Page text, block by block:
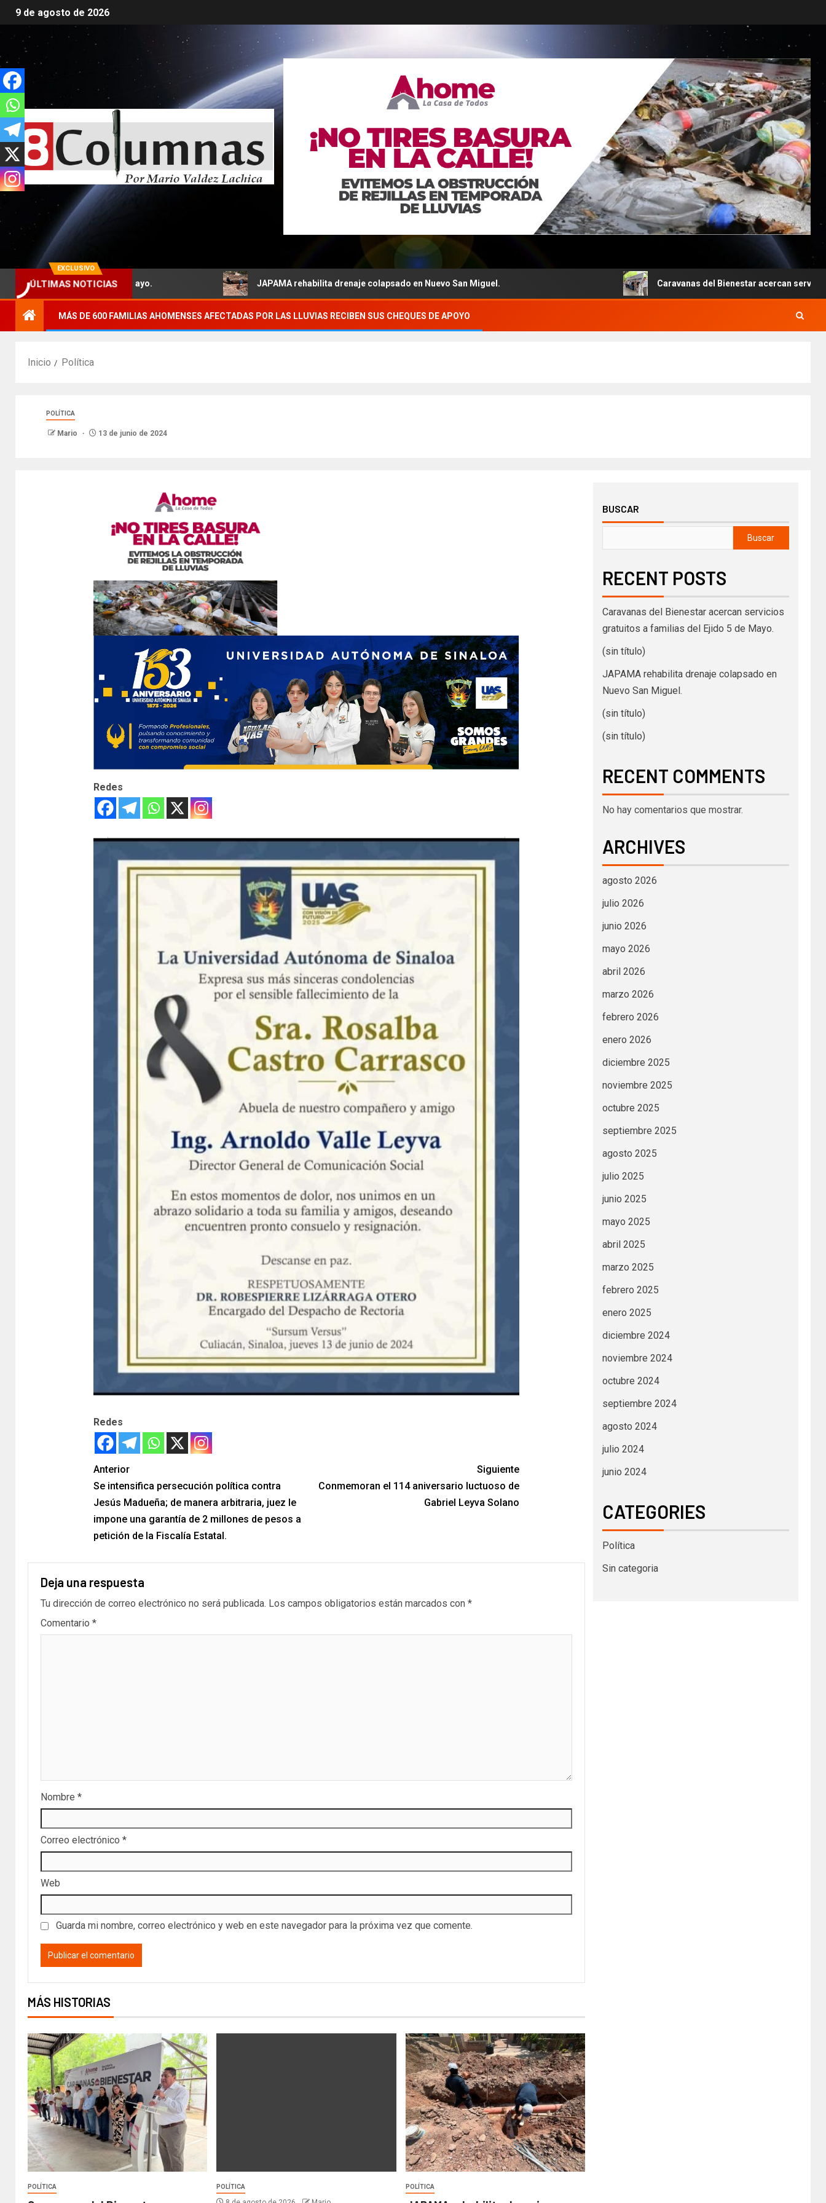
9 de agosto de 2026
EXCLUSIVO
ÚLTIMAS NOTICIAS
familias del Ejido 5 de Mayo. JAPAMA rehabilita drenaje colapsado en Nuevo San Miguel. Caravanas del Bienestar acercan servicios
MÁS DE 600 FAMILIAS AHOMENSES AFECTADAS POR LAS LLUVIAS RECIBEN SUS CHEQUES DE APOYO
Inicio Política
POLÍTICA
Mario 13 de junio de 2024
Redes
Redes
Anterior
Se intensifica persecución política contra
Jesús Madueña; de manera arbitraria, juez le
impone una garantía de 2 millones de pesos a
petición de la Fiscalía Estatal.
Siguiente
Conmemoran el 114 aniversario luctuoso de
Gabriel Leyva Solano
Deja una respuesta
Tu dirección de correo electrónico no será publicada. Los campos obligatorios están marcados con *
Comentario *
Nombre *
Correo electrónico *
Web
Guarda mi nombre, correo electrónico y web en este navegador para la próxima vez que comente.
MÁS HISTORIAS
POLÍTICA POLÍTICA POLÍTICA
BUSCAR
Buscar
RECENT POSTS
Caravanas del Bienestar acercan servicios
gratuitos a familias del Ejido 5 de Mayo.
(sin título)
JAPAMA rehabilita drenaje colapsado en
Nuevo San Miguel.
(sin título)
(sin título)
RECENT COMMENTS
No hay comentarios que mostrar.
ARCHIVES
agosto 2026
julio 2026
junio 2026
mayo 2026
abril 2026
marzo 2026
febrero 2026
enero 2026
diciembre 2025
noviembre 2025
octubre 2025
septiembre 2025
agosto 2025
julio 2025
junio 2025
mayo 2025
abril 2025
marzo 2025
febrero 2025
enero 2025
diciembre 2024
noviembre 2024
octubre 2024
septiembre 2024
agosto 2024
julio 2024
junio 2024
CATEGORIES
Política
Sin categoria